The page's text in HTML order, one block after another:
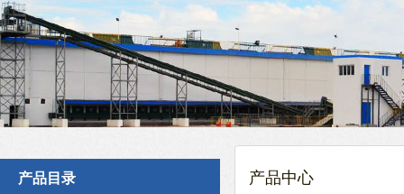
产品目录 产品中心